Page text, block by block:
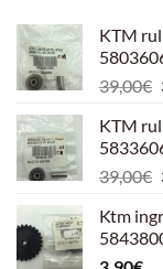
KTM
39,00€
KTM
39,00€
Ktm